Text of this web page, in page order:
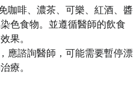
咖啡、濃茶、可樂、紅酒、醬
色食物。並遵循醫師的飲食
果。
應諮詢醫師，可能需要暫停漂
療。